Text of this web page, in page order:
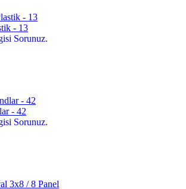
- 13
Sorunuz.
- 42
Sorunuz.